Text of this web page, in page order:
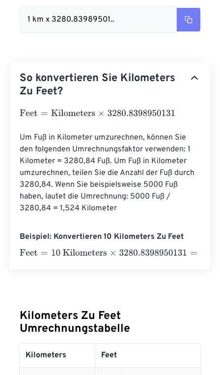
1 km x 3280.83989501..
So konvertieren Sie Kilometers
Zu Feet?
Feet= Kilometers×3280.8398950131
Um Fuß in Kilometer umzurechnen, können Sie
den folgenden Umrechnungsfaktor verwenden: 1
Kilometer = 3280,84 Fuß. Um Fuß in Kilometer
umzurechnen, teilen Sie die Anzahl der Fuß durch
3280,84. Wenn Sie beispielsweise 5000 Fuß
haben, lautet die Umrechnung: 5000 Fuß /
3280,84 = 1,524 Kilometer
Beispiel: Konvertieren 10 Kilometers Zu Feet
Feet= 10 Kilometers×3280.8398950131=
Kilometers Zu Feet
Umrechnungstabelle
Kilometers Feet